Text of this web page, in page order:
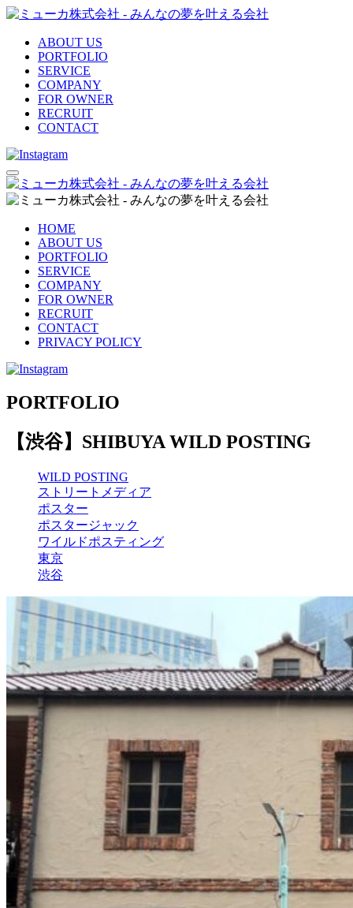
ABOUT US
PORTFOLIO
SERVICE
COMPANY
FOR OWNER
RECRUIT
CONTACT
HOME
ABOUT US
PORTFOLIO
SERVICE
COMPANY
FOR OWNER
RECRUIT
CONTACT
PRIVACY POLICY
PORTFOLIO
【渋谷】SHIBUYA WILD POSTING
WILD POSTING
ストリートメディア
ポスター
ポスタージャック
ワイルドポスティング
東京
渋谷